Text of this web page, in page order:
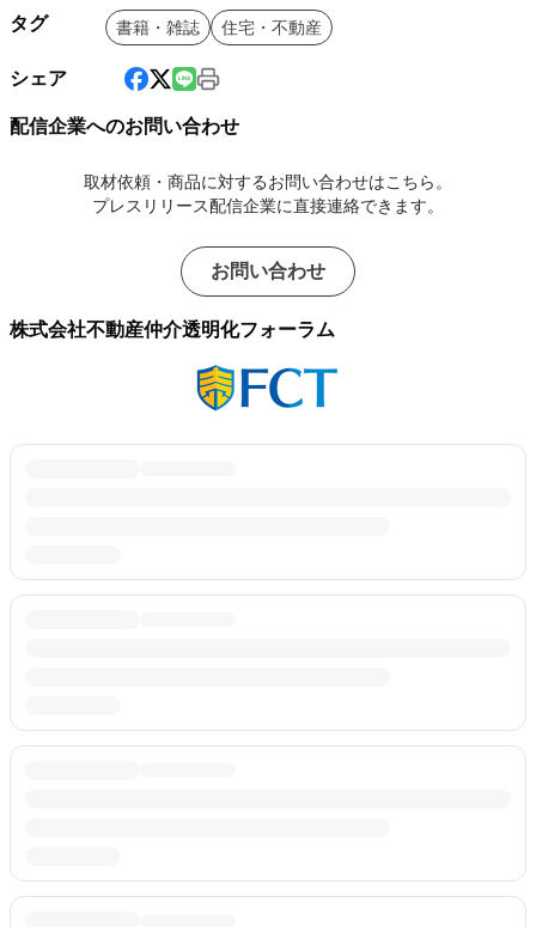
タグ 書籍・雑誌 住宅・不動産
シェア
配信企業へのお問い合わせ
取材依頼・商品に対するお問い合わせはこちら。
プレスリリース配信企業に直接連絡できます。
お問い合わせ
株式会社不動産仲介透明化フォーラム